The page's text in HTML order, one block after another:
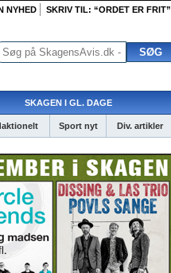
NYHED SKRIV TIL: “ORDET ER FRIT”
SKAGEN I GL. DAGE
Sport nyt Div. artikler